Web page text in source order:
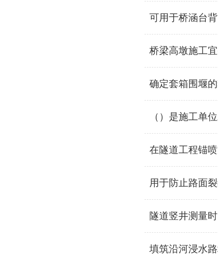
可用于桥涵台
桥梁高墩施工
确定套箱围堰
（）是施工单
在隧道工程锚
用于防止路面
隧道竖井测量
填筑沿河浸水